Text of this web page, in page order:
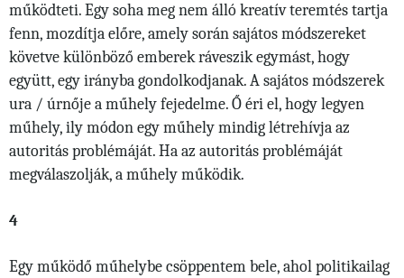
működteti. Egy soha meg nem álló kreatív teremtés tartja
fenn, mozdítja előre, amely során sajátos módszereket
követve különböző emberek ráveszik egymást, hogy
együtt, egy irányba gondolkodjanak. A sajátos módszerek
ura / úrnője a műhely fejedelme. Ő éri el, hogy legyen
műhely, ily módon egy műhely mindig létrehívja az
autoritás problémáját. Ha az autoritás problémáját
megválaszolják, a műhely működik.
4
Egy működő műhelybe csöppentem bele, ahol politikailag